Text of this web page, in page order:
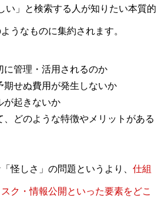
い」と検索する人が知りたい本質的
うなものに集約されます。
に管理・活用されるのか
期せぬ費用が発生しないか
が起きないか
、どのような特徴やメリットがある
怪しさ」の問題というより、 仕組
ク・情報公開といった要素をどこ